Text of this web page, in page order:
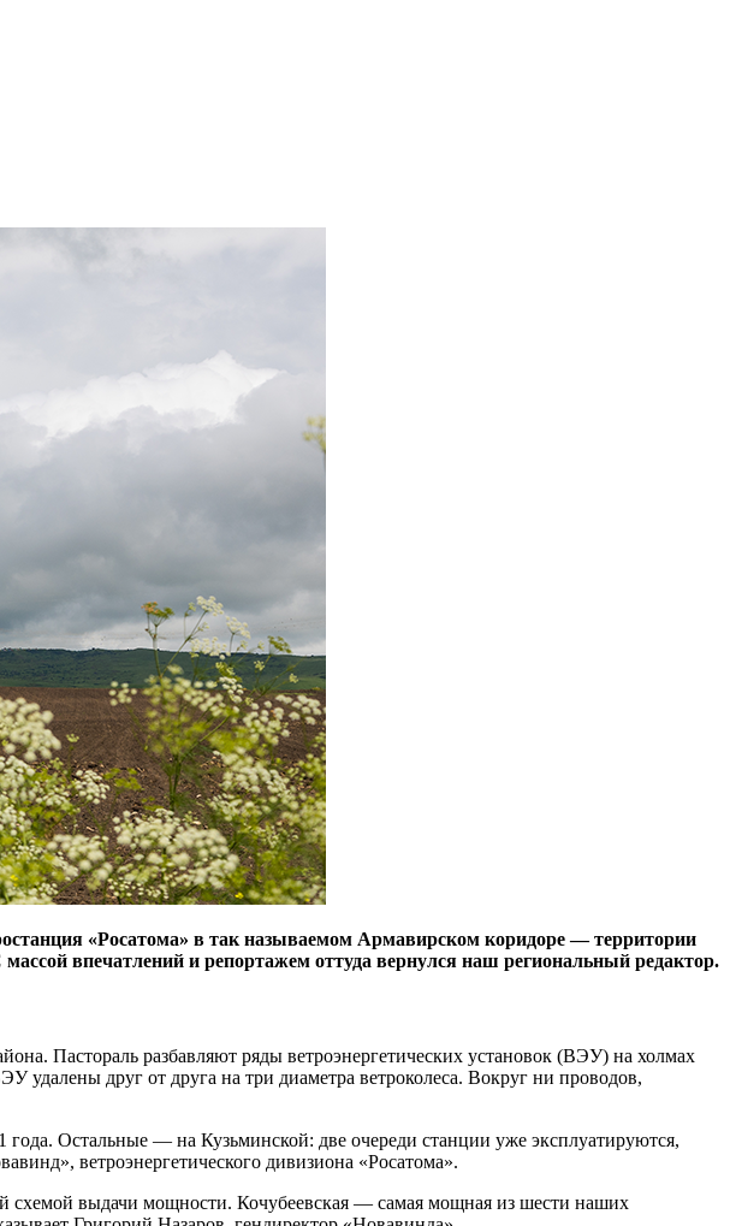
«Росатома» в так называемом Армавирском коридоре — ​территории
впечатлений и репортажем оттуда вернулся наш региональный редактор.
Пастораль разбавляют ряды ветроэнергетических установок (ВЭУ) на холмах
удалены друг от друга на три диаметра ветроколеса. Вокруг ни проводов,
года. Остальные — ​на Кузьминской: две очереди станции уже эксплуатируются,
ветроэнергетического дивизиона «Росатома».
схемой выдачи мощности. Кочубеевская — ​самая мощная из шести наших